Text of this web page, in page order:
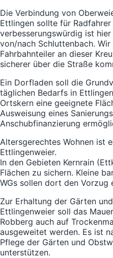
Die Verbindung von
Ettlingen sollte für
verbesserungswürdig ist
von/nach Schluttenbach.
Fahrbahnteiler an dieser
sicherer über die Straße
Ein Dorfladen soll die
täglichen Bedarfs in
Ortskern eine geeignete
Ausweisung eines
Anschubfinanzierung
Altersgerechtes Wohnen ist
Ettlingenweier.
In den Gebieten Kernrain
Flächen zu sichern. Kleine
WGs sollen dort den Vorzug
Zur Erhaltung der Gärten
Ettlingenweier soll das
Robberg auch auf
ausgeweitet werden. Es ist
Pflege der Gärten und
unterstützen.